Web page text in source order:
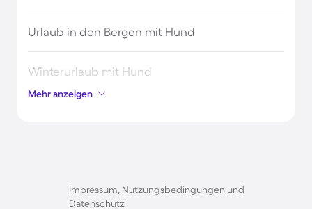
Ferienhäuser mit Pool in Deutschland
Deutschland
Ferienwohnungen mit Meerblick in
Urlaub in den Bergen mit Hund
Winterurlaub mit Hund
Brückentage 2024
Mehr anzeigen
Impressum, Nutzungsbedingungen und
Datenschutz